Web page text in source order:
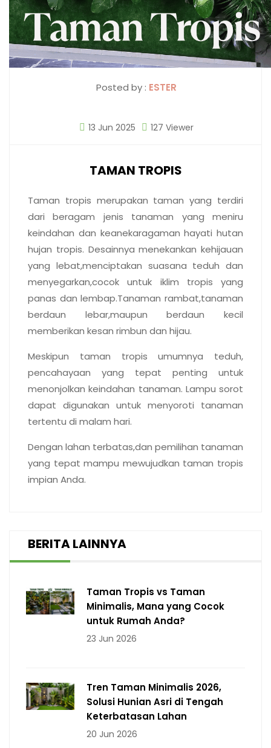
Posted by : ESTER
13 Jun 2025 127 Viewer
TAMAN TROPIS
Taman tropis merupakan taman yang terdiri
dari beragam jenis tanaman yang meniru
keindahan dan keanekaragaman hayati hutan
hujan tropis. Desainnya menekankan kehijauan
yang lebat,menciptakan suasana teduh dan
menyegarkan,cocok untuk iklim tropis yang
panas dan lembap.Tanaman rambat,tanaman
berdaun lebar,maupun berdaun kecil
memberikan kesan rimbun dan hijau.
Meskipun taman tropis umumnya teduh,
pencahayaan yang tepat penting untuk
menonjolkan keindahan tanaman. Lampu sorot
dapat digunakan untuk menyoroti tanaman
tertentu di malam hari.
Dengan lahan terbatas,dan pemilihan tanaman
yang tepat mampu mewujudkan taman tropis
impian Anda.
BERITA LAINNYA
Taman Tropis vs Taman
Minimalis, Mana yang Cocok
untuk Rumah Anda?
23 Jun 2026
Tren Taman Minimalis 2026,
Solusi Hunian Asri di Tengah
Keterbatasan Lahan
20 Jun 2026